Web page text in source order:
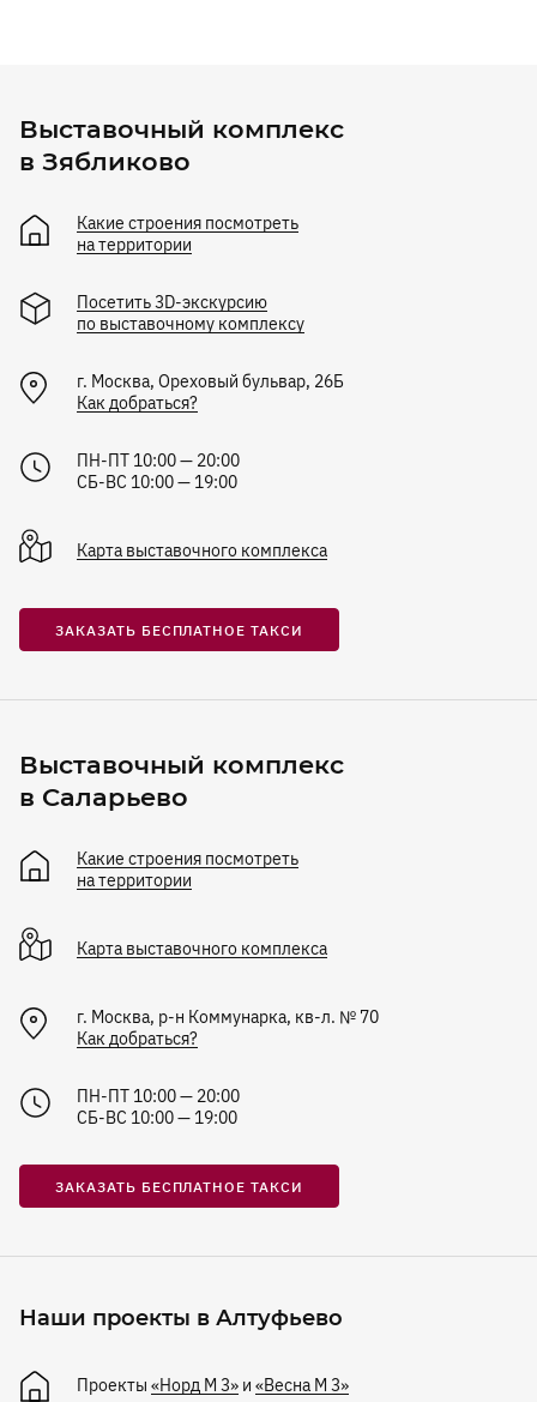
Выставочный комплекс
в Зябликово
Какие строения посмотреть
на территории
Посетить 3D-экскурсию
по выставочному комплексу
г. Москва, Ореховый бульвар, 26Б
Как добраться?
ПН-ПТ 10:00 — 20:00
СБ-ВС 10:00 — 19:00
Карта выставочного комплекса
ЗАКАЗАТЬ БЕСПЛАТНОЕ ТАКСИ
Выставочный комплекс
в Саларьево
Какие строения посмотреть
на территории
Карта выставочного комплекса
г. Москва, р-н Коммунарка, кв-л. № 70
Как добраться?
ПН-ПТ 10:00 — 20:00
СБ-ВС 10:00 — 19:00
ЗАКАЗАТЬ БЕСПЛАТНОЕ ТАКСИ
Наши проекты в Алтуфьево
Проекты «Норд М 3» и «Весна М 3»